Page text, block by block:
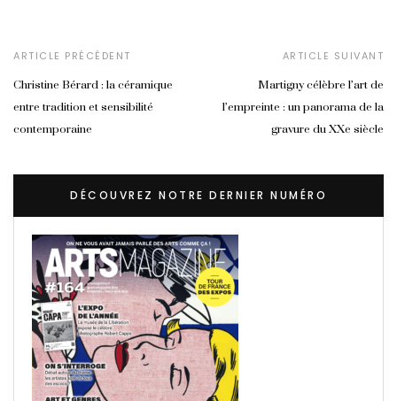
ARTICLE PRÉCÉDENT
Christine Bérard : la céramique
entre tradition et sensibilité
contemporaine
ARTICLE SUIVANT
Martigny célèbre l’art de
l’empreinte : un panorama de la
gravure du XXe siècle
DÉCOUVREZ NOTRE DERNIER NUMÉRO